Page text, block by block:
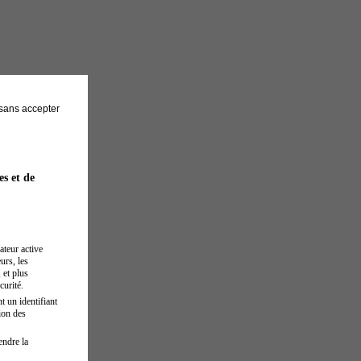
accepter
et de
active
les
et plus
un identifiant
des
la